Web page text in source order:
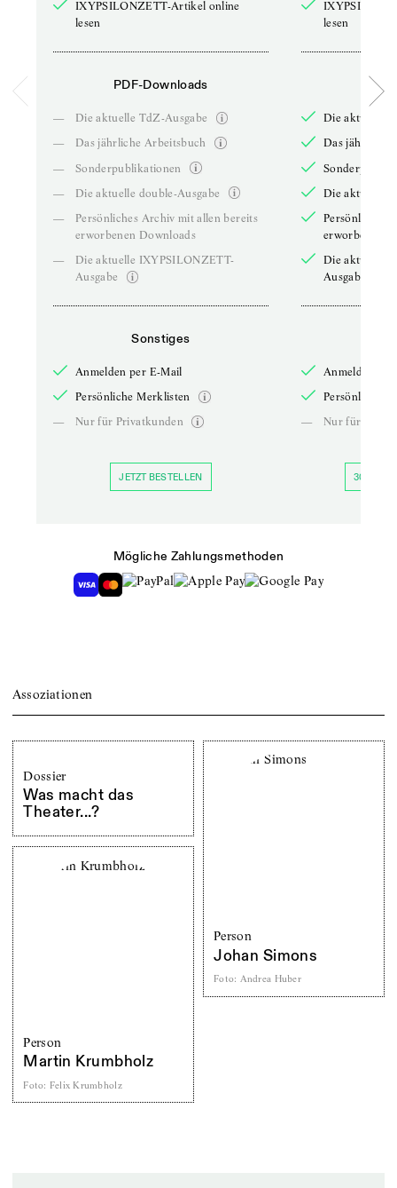
IXYPSILONZETT-Artikel online
lesen
PDF-Downloads
—
Die aktuelle TdZ-Ausgabe
—
Das jährliche Arbeitsbuch
—
Sonderpublikationen
—
Die aktuelle double-Ausgabe
—
Persönliches Archiv mit allen bereits
erworbenen Downloads
—
Die aktuelle IXYPSILONZETT-
Ausgabe
Sonstiges
Anmelden per E-Mail
Persönliche Merklisten
—
Nur für Privatkunden
JETZT BESTELLEN
lesen
Die aktuelle
Das jährliche
Die aktuelle
Persönliches
erworbenen
Die aktuelle
Ausgabe
Anmelden
Persönliche
—
Nur für
30 TAGE
Mögliche Zahlungsmethoden
Assoziationen
Dossier
Was macht das
Theater...?
Person
Johan Simons
Foto: Andrea Huber
Person
Martin Krumbholz
Foto: Felix Krumbholz